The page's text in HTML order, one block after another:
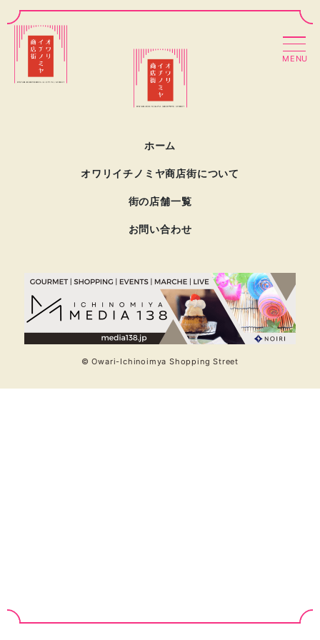
MENU
ホーム
オワリイチノミヤ商店街について
街の店舗一覧
お問い合わせ
© Owari-Ichinoimya Shopping Street